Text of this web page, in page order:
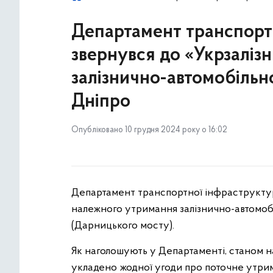
Департамент
звернувся до
залізнично-
Дніпро
Опубліковано 10 грудня 2024 року о 16:02
Департамент транспортної
належного утримання залізнично-
(Дарницького мосту).
Як наголошують у Департаменті, станом
укладено жодної угоди про поточне